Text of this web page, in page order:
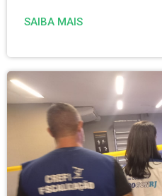
SAIBA MAIS